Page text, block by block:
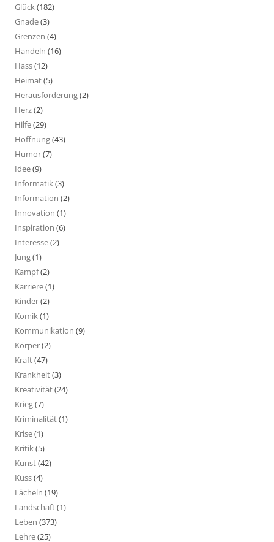
Glück(182)
Gnade(3)
Grenzen (4)
Handeln (16)
Hass(12)
Heimat(5)
Herausforderung(2)
Herz(2)
Hilfe(29)
Hoffnung(43)
Humor(7)
Idee(9)
Informatik(3)
Information (2)
Innovation (1)
Inspiration (6)
Interesse(2)
Jung(1)
Kampf(2)
Karriere(1)
Kinder(2)
Komik(1)
Kommunikation (9)
Körper(2)
Kraft(47)
Krankheit(3)
Kreativität(24)
Krieg(7)
Kriminalität(1)
Krise(1)
Kritik(5)
Kunst(42)
Kuss(4)
Lächeln (19)
Landschaft(1)
Leben (373)
Lehre(25)